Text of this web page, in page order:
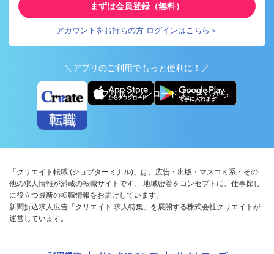
まずは会員登録（無料）
アカウントをお持ちの方 ログインはこちら＞
＼アプリのご利用でもっと便利に！／
アプリ版ダウンロードはこちらから
「クリエイト転職 (ジョブターミナル)」は、広告・出版・マスコミ系・その
他の求人情報が満載の転職サイトです。 地域密着をコンセプトに、仕事探し
に役立つ最新の転職情報をお届けしています。
新聞折込求人広告「クリエイト 求人特集」を展開する株式会社クリエイトが
運営しています。